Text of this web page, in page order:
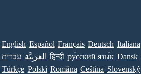
English Español Français Deutsch Italiana
עברית العَرَبِيَّة हिन्दी ру́сский язы́к Dansk
Türkçe Polski Româna Ceština Slovenský